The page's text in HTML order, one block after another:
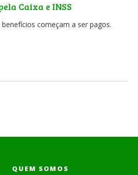
Caixa e INSS
começam a ser pagos.
QUEM SOMOS